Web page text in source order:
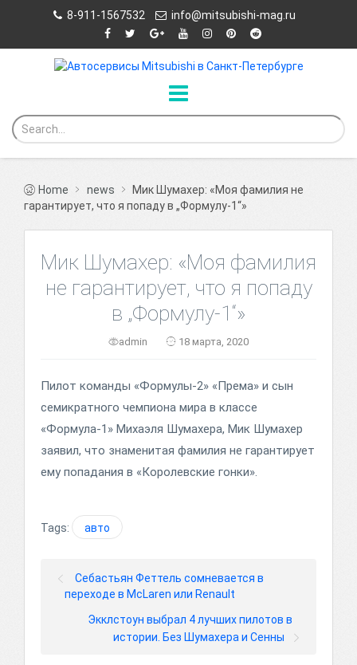
8-911-1567532 info@mitsubishi-mag.ru
Home news
Мик Шумахер: «Моя фамилия не
гарантирует, что я попаду в „Формулу-1“»
Мик Шумахер: «Моя фамилия
не гарантирует, что я попаду
в „Формулу-1“»
admin 18 марта, 2020
Пилот команды «Формулы-2» «Према» и сын
семикратного чемпиона мира в классе
«Формула-1» Михаэля Шумахера, Мик Шумахер
заявил, что знаменитая фамилия не гарантирует
ему попадания в «Королевские гонки».
Tags: авто
Себастьян Феттель сомневается в
переходе в McLaren или Renault
Экклстоун выбрал 4 лучших пилотов в
истории. Без Шумахера и Сенны